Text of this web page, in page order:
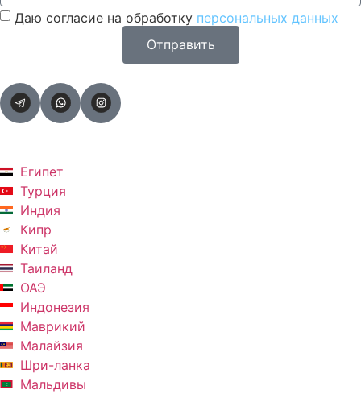
Даю согласие на обработку персональных данных
Отправить
Египет
Турция
Индия
Кипр
Китай
Таиланд
ОАЭ
Индонезия
Маврикий
Малайзия
Шри-ланка
Мальдивы